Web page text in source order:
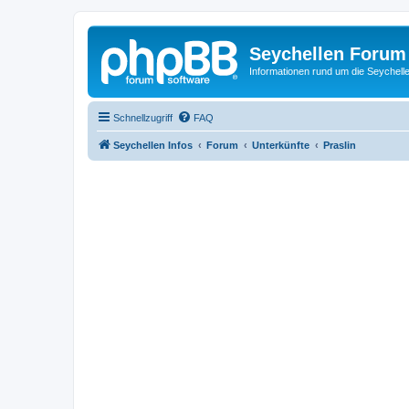
Seychellen Forum
Informationen rund um die
Schnellzugriff FAQ
Seychellen Infos Forum Unterkünfte Praslin